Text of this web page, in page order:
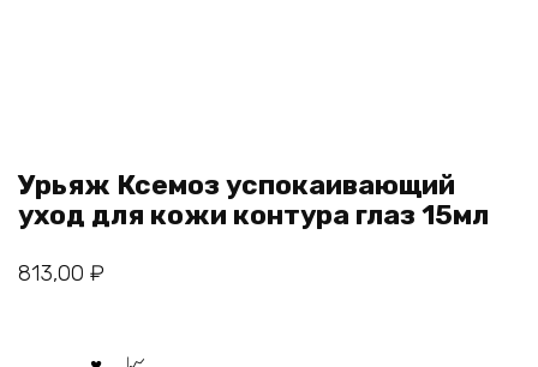
Урьяж Ксемоз успокаивающий
уход для кожи контура глаз 15мл
813,00 ₽